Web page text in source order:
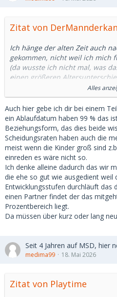
Zitat von
Ich hänge der alten Zeit auch
gekommen, nicht weil ich mich
(da wusste ich nicht mal, was
einen größeren
Und zu der Zeit gab es ziemlich
diesen Age-Gap auch bevorzugt
Auch ich habe nicht mit großen
geschmissen. Auch, weil ich
Damen von mir fernhalten
um eine persönliche Ebene und
"echtes".
Nun, die Zeiten haben sich wohl
hat sich rumgesprochen, dass
kann und so kamen immer
ältere) Frauen auf MSD und Co.
Der Reiz des Besonderen ging
ebenso.
Das kann man vermutlich auch
war es eine Episode. Eine
ein Ablaufdatum. Ob mehrere
irgendwann war oder ist es
Dann wird eben nur ein Teil
Alles
Auch hier gebe ich dir bei einem
ein Ablaufdatum haben 99 % das
Beziehungsform, das dies beide
Scheidungsraten haben auch die
meist wenn die Kinder groß sind
einreden es wäre nicht so.
Ich denke alleine dadurch das wir
die ehe so gut wie ausgedient weil
Entwicklungsstufen durchläuft das
einen Partner findet der das
Prozentbereich liegt.
Da müssen über kurz oder lang
Seit 4 Jahren auf MSD, hier
medima99 18. Mai 2026
Zitat von Playtime